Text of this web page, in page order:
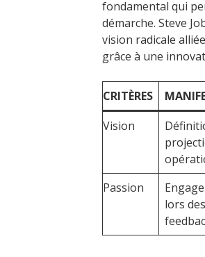
fondamental qui
démarche. Steve
vision radicale
grâce à une
CRITÈRES
Vision
Passion
lors